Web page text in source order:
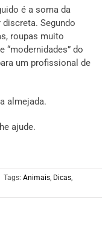
é a soma da
Segundo
roupas muito
“modernidades” do
um profissional de
almejada.
ajude.
Tags: Animais, Dicas,